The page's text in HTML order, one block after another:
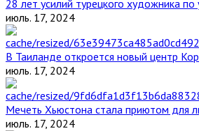
28 лет усилий турецкого художника
июль. 17, 2024
В Таиланде откроется новый центр
июль. 17, 2024
Мечеть Хьюстона стала приютом для
июль. 17, 2024